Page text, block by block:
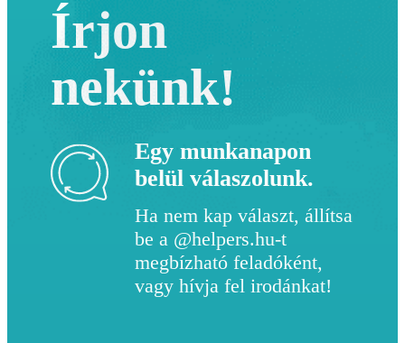
Írjon
nekünk!
Egy munkanapon
belül válaszolunk.
Ha nem kap választ, állítsa
be a @helpers.hu-t
megbízható feladóként,
vagy hívja fel irodánkat!